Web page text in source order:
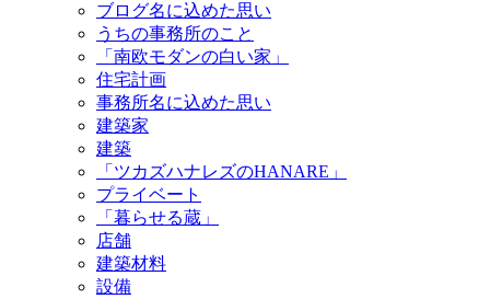
ブログ名に込めた思い
うちの事務所のこと
「南欧モダンの白い家」
住宅計画
事務所名に込めた思い
建築家
建築
「ツカズハナレズのHANARE」
プライベート
「暮らせる蔵」
店舗
建築材料
設備